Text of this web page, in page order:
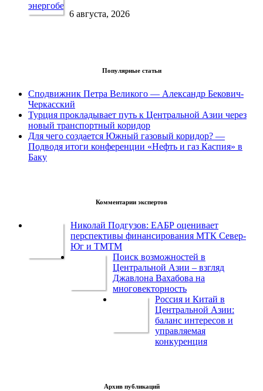
6 августа, 2026
Популярные статьи
Сподвижник Петра Великого — Александр Бекович-
Черкасский
Турция прокладывает путь к Центральной Азии через
новый транспортный коридор
Для чего создается Южный газовый коридор? —
Подводя итоги конференции «Нефть и газ Каспия» в
Баку
Комментарии экспертов
Николай Подгузов: ЕАБР оценивает
перспективы финансирования МТК Север-
Юг и ТМТМ
Поиск возможностей в
Центральной Азии – взгляд
Джавлона Вахабова на
многовекторность
Россия и Китай в
Центральной Азии:
баланс интересов и
управляемая
конкуренция
Архив публикаций